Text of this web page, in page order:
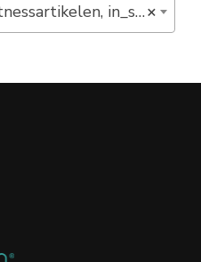
×
in_stock, nieuw, overig (9)